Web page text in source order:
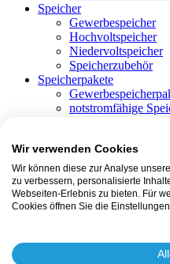
Speicher
Gewerbespeicher
Hochvoltspeicher
Niedervoltspeicher
Speicherzubehör
Speicherpakete
notstromfähige
mit Hochvoltspeicher
HEMS-fähige
mit
Unterkonstruktion
Aufständerung
Fassadenlösungen
Wir verwenden Cookies
Wir können diese zur Analyse
zu verbessern, personalisierte
Webseiten-Erlebnis zu bieten. Für
Cookies öffnen Sie die